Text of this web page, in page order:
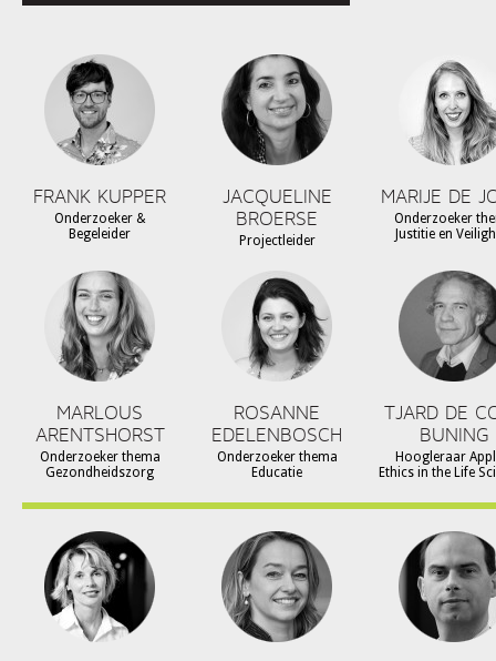
FRANK KUPPER
Onderzoeker &
Begeleider
JACQUELINE
BROERSE
Projectleider
MARIJE DE
Onderzoeker
Justitie en
MARLOUS
ARENTSHORST
Onderzoeker thema
Gezondheidszorg
ROSANNE
EDELENBOSCH
Onderzoeker thema
Educatie
TJARD DE
BUNING
Hoogleraar
Ethics in the Life